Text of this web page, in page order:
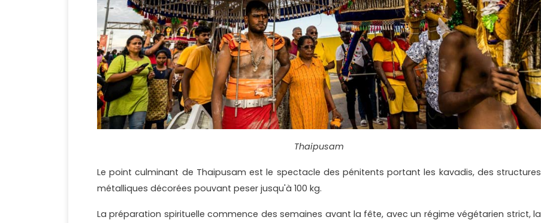
Thaipusam
Le point culminant de Thaipusam est le spectacle des pénitents portant les kavadis, des structures
métalliques décorées pouvant peser jusqu'à 100 kg.
La préparation spirituelle commence des semaines avant la fête, avec un régime végétarien strict, la